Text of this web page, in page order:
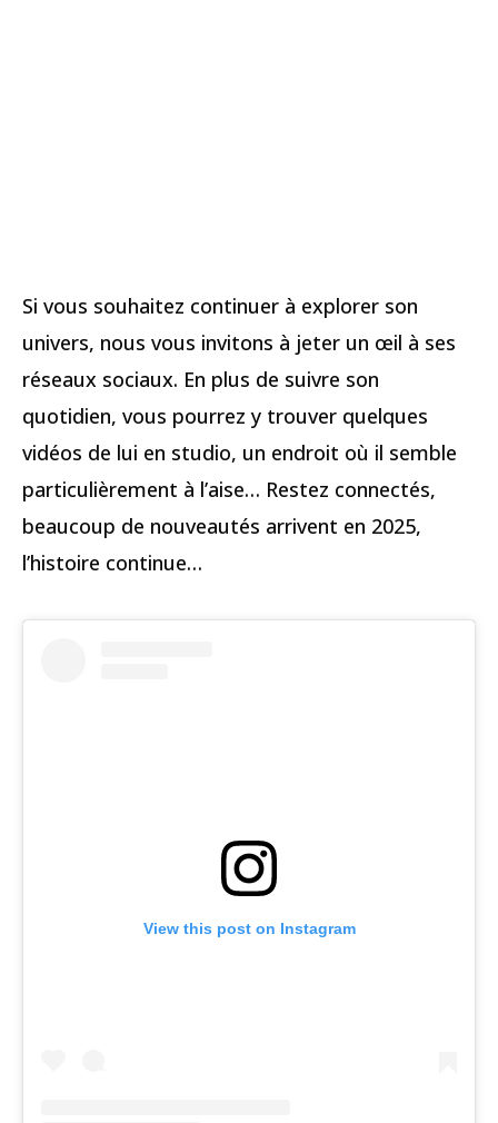
Si vous souhaitez continuer à explorer son
univers, nous vous invitons à jeter un œil à ses
réseaux sociaux. En plus de suivre son
quotidien, vous pourrez y trouver quelques
vidéos de lui en studio, un endroit où il semble
particulièrement à l’aise… Restez connectés,
beaucoup de nouveautés arrivent en 2025,
l’histoire continue…
View this post on Instagram